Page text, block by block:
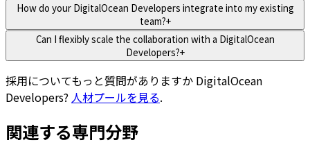
How do your DigitalOcean Developers integrate into my existing
team?+
Can I flexibly scale the collaboration with a DigitalOcean
Developers?+
採用についてもっと質問がありますか DigitalOcean
Developers? 人材プールを見る.
関連する専門分野